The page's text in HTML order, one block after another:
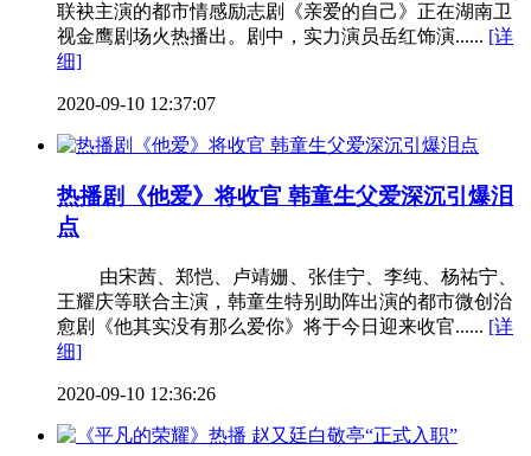
联袂主演的都市情感励志剧《亲爱的自己》正在湖南卫
视金鹰剧场火热播出。剧中，实力演员岳红饰演...... [详
细]
2020-09-10 12:37:07
热播剧《他爱》将收官 韩童生父爱深沉引爆泪
点
由宋茜、郑恺、卢靖姗、张佳宁、李纯、杨祐宁、
王耀庆等联合主演，韩童生特别助阵出演的都市微创治
愈剧《他其实没有那么爱你》将于今日迎来收官...... [详
细]
2020-09-10 12:36:26